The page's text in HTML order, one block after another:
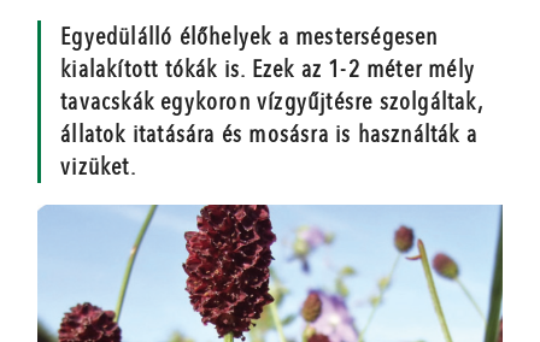
Egyedülálló élőhelyek a mesterségesen
kialakított tókák is. Ezek az 1-2 méter mély
tavacskák egykoron vízgyűjtésre szolgáltak,
állatok itatására és mosásra is használták a
vizüket.